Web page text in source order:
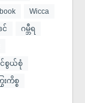
Wicca
င် ဂမ္ဘီရ
င်စွယ်စုံ
ကိစ္စ